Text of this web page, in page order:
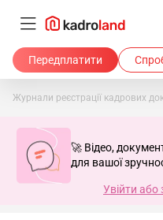
Передплатити
Журнали реєстрації кадрових
🚀 Відео,
для вашої
Увійти або